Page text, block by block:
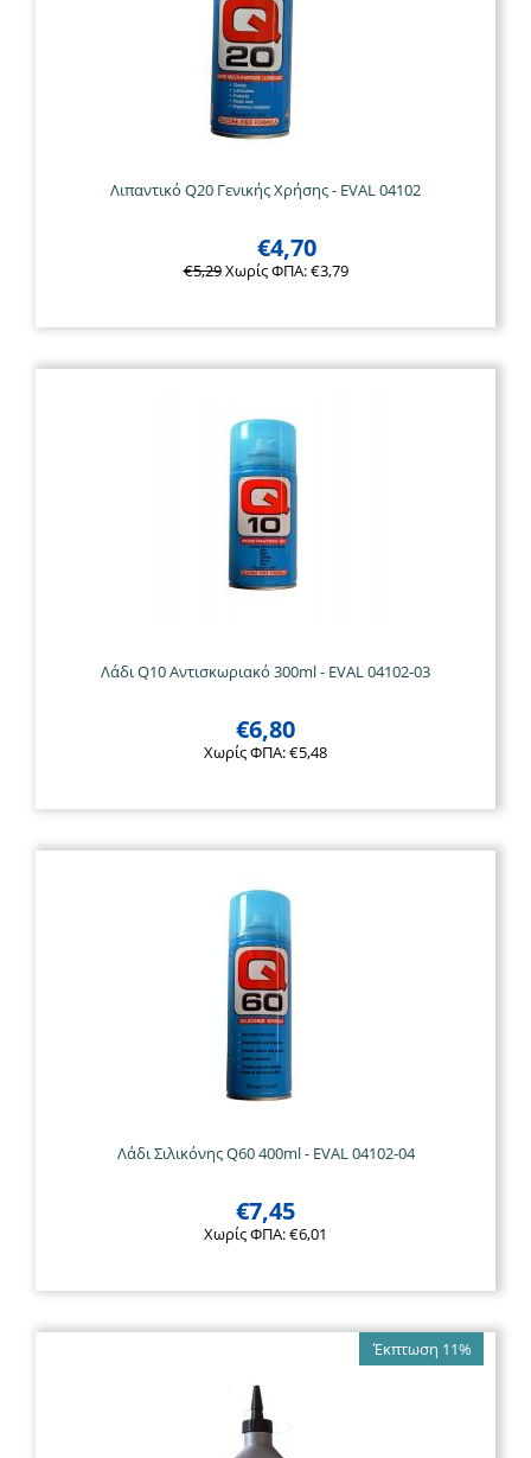
Λιπαντικό Q20 Γενικής Χρήσης - EVAL 04102
€5,29
€4,70
Χωρίς ΦΠΑ:€3,79
Λάδι Q10 Αντισκωριακό 300ml - EVAL 04102-03
€6,80
Χωρίς ΦΠΑ:€5,48
Λάδι Σιλικόνης Q60 400ml - EVAL 04102-04
€7,45
Χωρίς ΦΠΑ:€6,01
Έκπτωση 11%